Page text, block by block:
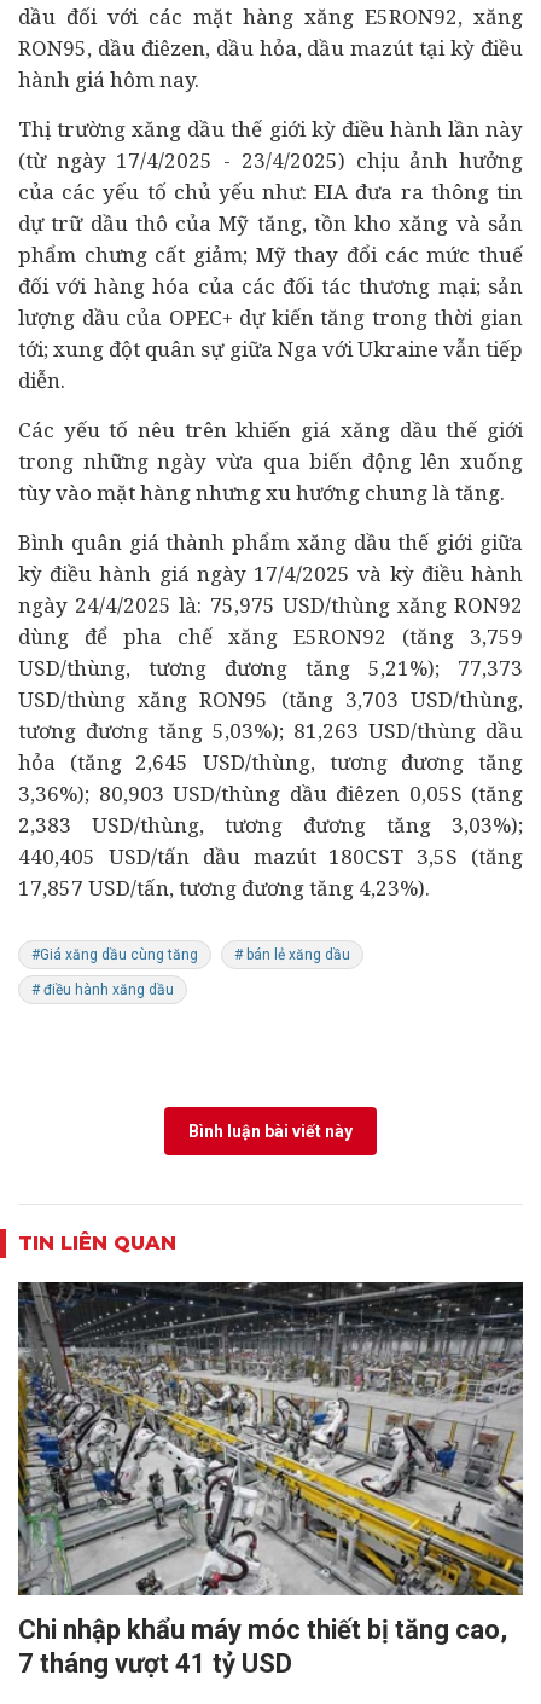
dầu đối với các mặt hàng xăng E5RON92, xăng
RON95, dầu điêzen, dầu hỏa, dầu mazút tại kỳ điều
hành giá hôm nay.
Thị trường xăng dầu thế giới kỳ điều hành lần này
(từ ngày 17/4/2025 - 23/4/2025) chịu ảnh hưởng
của các yếu tố chủ yếu như: EIA đưa ra thông tin
dự trữ dầu thô của Mỹ tăng, tồn kho xăng và sản
phẩm chưng cất giảm; Mỹ thay đổi các mức thuế
đối với hàng hóa của các đối tác thương mại; sản
lượng dầu của OPEC+ dự kiến tăng trong thời gian
tới; xung đột quân sự giữa Nga với Ukraine vẫn tiếp
diễn.
Các yếu tố nêu trên khiến giá xăng dầu thế giới
trong những ngày vừa qua biến động lên xuống
tùy vào mặt hàng nhưng xu hướng chung là tăng.
Bình quân giá thành phẩm xăng dầu thế giới giữa
kỳ điều hành giá ngày 17/4/2025 và kỳ điều hành
ngày 24/4/2025 là: 75,975 USD/thùng xăng RON92
dùng để pha chế xăng E5RON92 (tăng 3,759
USD/thùng, tương đương tăng 5,21%); 77,373
USD/thùng xăng RON95 (tăng 3,703 USD/thùng,
tương đương tăng 5,03%); 81,263 USD/thùng dầu
hỏa (tăng 2,645 USD/thùng, tương đương tăng
3,36%); 80,903 USD/thùng dầu điêzen 0,05S (tăng
2,383 USD/thùng, tương đương tăng 3,03%);
440,405 USD/tấn dầu mazút 180CST 3,5S (tăng
17,857 USD/tấn, tương đương tăng 4,23%).
#Giá xăng dầu cùng tăng # bán lẻ xăng dầu
# điều hành xăng dầu
Bình luận bài viết này
TIN LIÊN QUAN
Chi nhập khẩu máy móc thiết bị tăng cao,
7 tháng vượt 41 tỷ USD